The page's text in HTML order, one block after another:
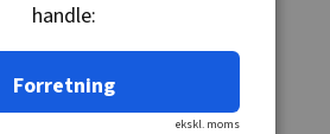
handle:
Forretning
ekskl. moms